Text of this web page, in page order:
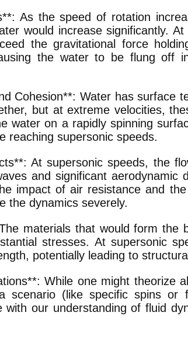
As the speed of rotation
would increase significantly. At
the gravitational force
the water to be flung off
Cohesion**: Water has surface
but at extreme velocities,
water on a rapidly spinning
reaching supersonic speeds.
At supersonic speeds, the
and significant aerodynamic
impact of air resistance and
the dynamics severely.
materials that would form the
stresses. At supersonic
potentially leading to
While one might theorize
scenario (like specific spins or
our understanding of fluid